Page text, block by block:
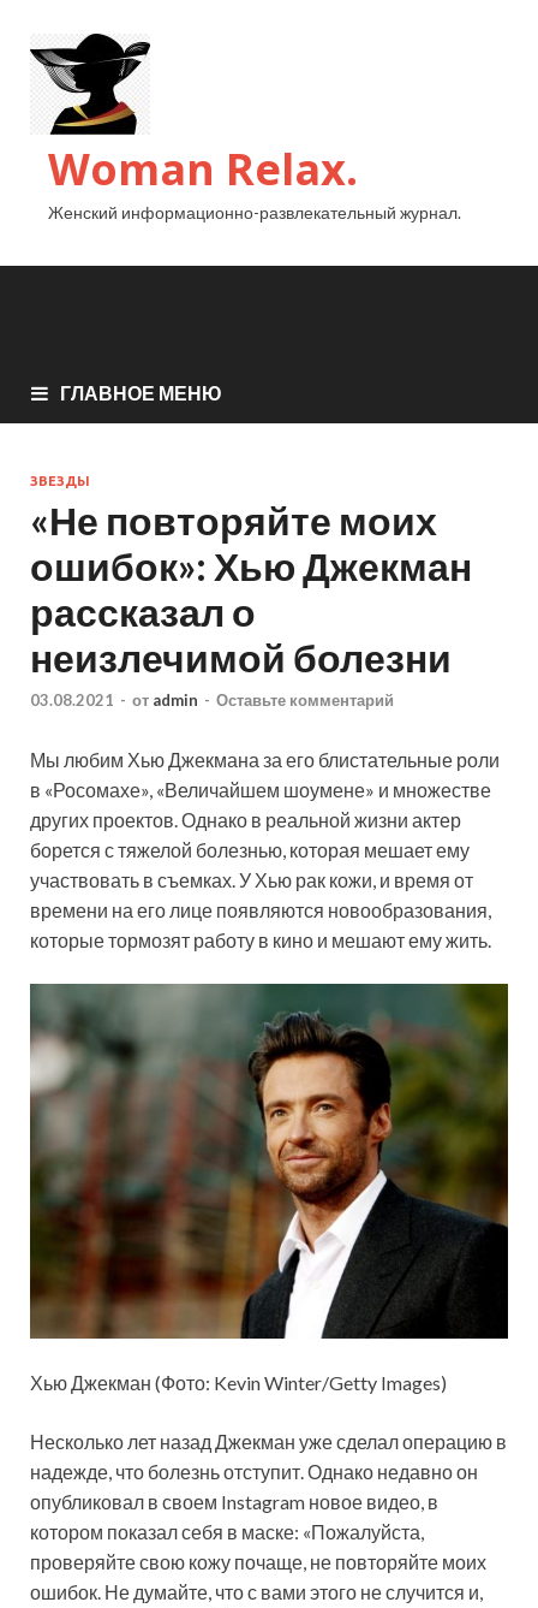
Woman Relax.
Женский информационно-развлекательный журнал.
ГЛАВНОЕ МЕНЮ
ЗВЕЗДЫ
«Не повторяйте моих
ошибок»: Хью Джекман
рассказал о
неизлечимой болезни
03.08.2021 - от admin - Оставьте комментарий
Мы любим Хью Джекмана за его блистательные роли
в «Росомахе», «Величайшем шоумене» и множестве
других проектов. Однако в реальной жизни актер
борется с тяжелой болезнью, которая мешает ему
участвовать в съемках. У Хью рак кожи, и время от
времени на его лице появляются новообразования,
которые тормозят работу в кино и мешают ему жить.
Хью Джекман (Фото: Kevin Winter/Getty Images)
Несколько лет назад Джекман уже сделал операцию в
надежде, что болезнь отступит. Однако недавно он
опубликовал в своем Instagram новое видео, в
котором показал себя в маске: «Пожалуйста,
проверяйте свою кожу почаще, не повторяйте моих
ошибок. Не думайте, что с вами этого не случится и,